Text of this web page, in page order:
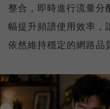
整合，即時進行流量分
幅提升頻譜使用效率，
依然維持穩定的網路品